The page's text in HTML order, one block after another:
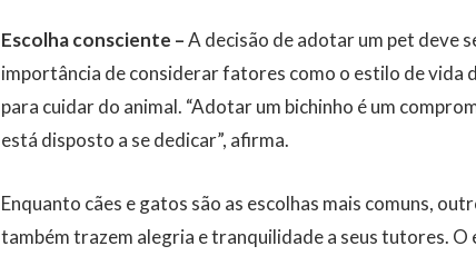
Escolha consciente –A decisão de adotar um pet deve
importância de considerar fatores como o estilo de vida
para cuidar do animal. “Adotar um bichinho é um
está disposto a se dedicar”, afirma.
Enquanto cães e gatos são as escolhas mais comuns,
também trazem alegria e tranquilidade a seus tutores. O